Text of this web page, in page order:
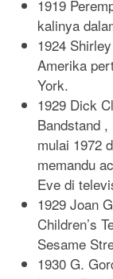
1919
kalinya
1924
Amerika
York.
1929 Dick
Bandstand
mulai 1972
memandu
Eve di
1929 Joan
Children’s
Sesame
1930 G.